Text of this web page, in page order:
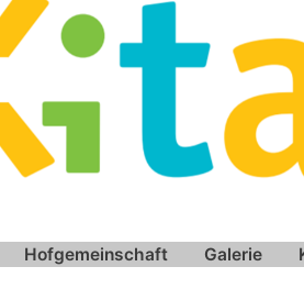
Hofgemeinschaft Galerie